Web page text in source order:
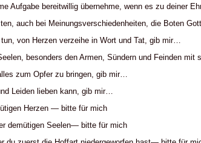
Aufgabe bereitwillig übernehme, wenn es zu deiner
auch bei Meinungsverschiedenheiten, die Boten
von Herzen verzeihe in Wort und Tat, gib mir…
besonders den Armen, Sündern und Feinden
zum Opfer zu bringen, gib mir…
Leiden lieben kann, gib mir…
Herzen — bitte für mich
demütigen Seelen— bitte für mich